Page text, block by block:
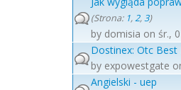
(Strona: 1,2,3)
by domisia on śr.,
Dostinex: Otc Best
by expowestgate
Angielski - uep